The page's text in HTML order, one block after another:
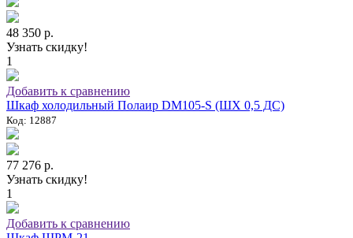
48 350 р.
Узнать скидку!
1
Добавить к сравнению
Шкаф холодильный Полаир DM105-S (ШХ 0,5 ДС)
Код: 12887
77 276 р.
Узнать скидку!
1
Добавить к сравнению